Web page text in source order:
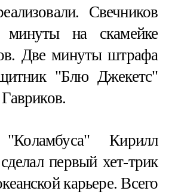
Свечников
на скамейке
Две минуты штрафа
"Блю Джекетс"
Кирилл
первый хет-трик
карьере. Всего